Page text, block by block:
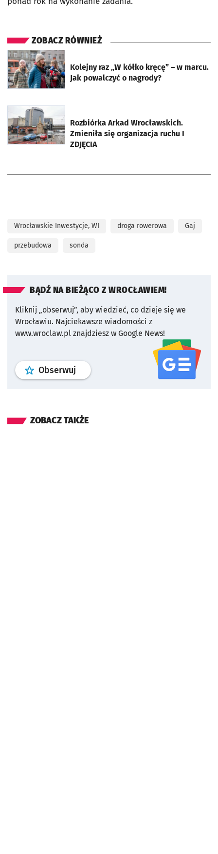
ZOBACZ RÓWNIEŻ
Kolejny raz „W kółko kręcę” – w marcu.
Jak powalczyć o nagrody?
otworzy się w nowej karcie
Rozbiórka Arkad Wrocławskich.
Zmieniła się organizacja ruchu I
ZDJĘCIA
otworzy się w nowej karcie
Wrocławskie Inwestycje, WI droga rowerowa Gaj
przebudowa sonda
BĄDŹ NA BIEŻĄCO Z WROCŁAWIEM!
Kliknij „obserwuj”, aby wiedzieć, co dzieje się we
Wrocławiu. Najciekawsze wiadomości z
www.wroclaw.pl znajdziesz w Google News!
Obserwuj profil serwisu
ZOBACZ TAKŻE